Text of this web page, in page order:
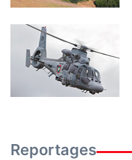
Reportages